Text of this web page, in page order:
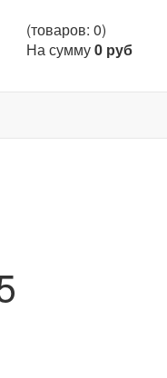
(товаров: 0)
На сумму0 руб